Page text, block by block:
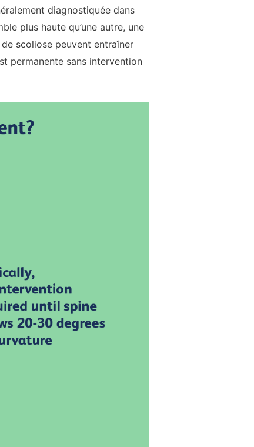
diagnostiquée dans
plus haute qu’une autre, une
scoliose peuvent entraîner
permanente sans intervention